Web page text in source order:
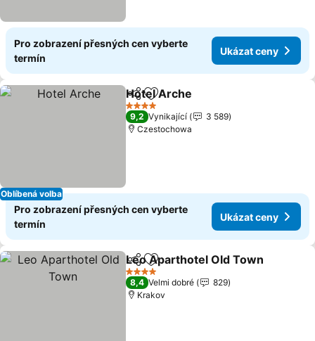
Pro zobrazení přesných cen vyberte
termín
Ukázat ceny
Oblíbená volba
SdíletPřidat na seznam oblíbených
Hotel Arche
4 Počet hvězdiček
9,2 Vynikající
3 589
Czestochowa
Pro zobrazení přesných cen vyberte
termín
Ukázat ceny
SdíletPřidat na seznam oblíbených
Leo Aparthotel Old Town
4 Počet hvězdiček
8,4 Velmi dobré
829
Krakov